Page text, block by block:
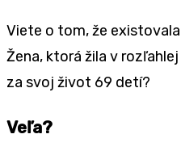
Viete o tom, že
Žena, ktorá žila v
za svoj život 69 detí?
Veľa?